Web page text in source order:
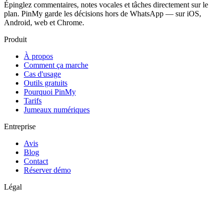
Épinglez commentaires, notes vocales et tâches directement sur le
plan. PinMy garde les décisions hors de WhatsApp — sur iOS,
Android, web et Chrome.
Produit
À propos
Comment ça marche
Cas d'usage
Outils gratuits
Pourquoi PinMy
Tarifs
Jumeaux numériques
Entreprise
Avis
Blog
Contact
Réserver démo
Légal